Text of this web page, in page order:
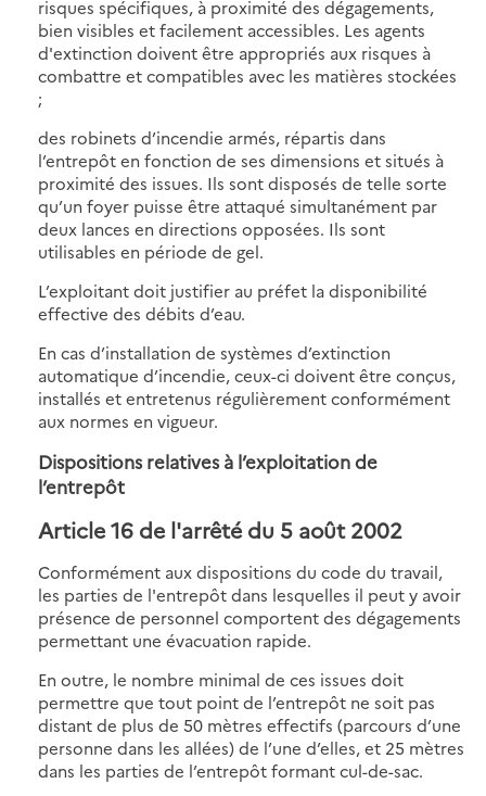
risques spécifiques, à proximité des dégagements,
bien visibles et facilement accessibles. Les agents
d'extinction doivent être appropriés aux risques à
combattre et compatibles avec les matières stockées
;
des robinets d’incendie armés, répartis dans
l’entrepôt en fonction de ses dimensions et situés à
proximité des issues. Ils sont disposés de telle sorte
qu’un foyer puisse être attaqué simultanément par
deux lances en directions opposées. Ils sont
utilisables en période de gel.
L’exploitant doit justifier au préfet la disponibilité
effective des débits d’eau.
En cas d’installation de systèmes d’extinction
automatique d’incendie, ceux-ci doivent être conçus,
installés et entretenus régulièrement conformément
aux normes en vigueur.
Dispositions relatives à l’exploitation de
l’entrepôt
Article 16 de l'arrêté du 5 août 2002
Conformément aux dispositions du code du travail,
les parties de l'entrepôt dans lesquelles il peut y avoir
présence de personnel comportent des dégagements
permettant une évacuation rapide.
En outre, le nombre minimal de ces issues doit
permettre que tout point de l’entrepôt ne soit pas
distant de plus de 50 mètres effectifs (parcours d’une
personne dans les allées) de l’une d’elles, et 25 mètres
dans les parties de l’entrepôt formant cul-de-sac.